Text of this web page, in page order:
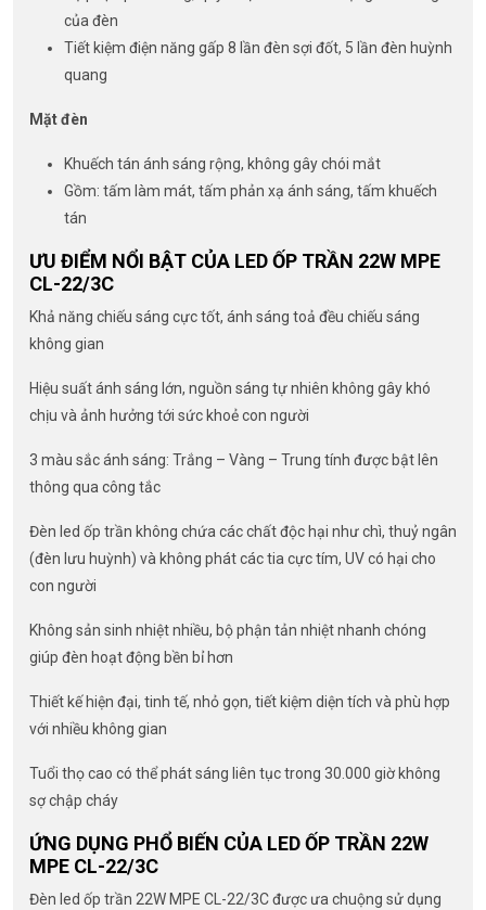
của đèn
Tiết kiệm điện năng gấp 8 lần đèn sợi đốt, 5 lần đèn huỳnh
quang
Mặt đèn
Khuếch tán ánh sáng rộng, không gây chói mắt
Gồm: tấm làm mát, tấm phản xạ ánh sáng, tấm khuếch
tán
ƯU ĐIỂM NỔI BẬT CỦA LED ỐP TRẦN 22W MPE
CL-22/3C
Khả năng chiếu sáng cực tốt, ánh sáng toả đều chiếu sáng
không gian
Hiệu suất ánh sáng lớn, nguồn sáng tự nhiên không gây khó
chịu và ảnh hưởng tới sức khoẻ con người
3 màu sắc ánh sáng: Trắng – Vàng – Trung tính được bật lên
thông qua công tắc
Đèn led ốp trần không chứa các chất độc hại như chì, thuỷ ngân
(đèn lưu huỳnh) và không phát các tia cực tím, UV có hại cho
con người
Không sản sinh nhiệt nhiều, bộ phận tản nhiệt nhanh chóng
giúp đèn hoạt động bền bỉ hơn
Thiết kế hiện đại, tinh tế, nhỏ gọn, tiết kiệm diện tích và phù hợp
với nhiều không gian
Tuổi thọ cao có thể phát sáng liên tục trong 30.000 giờ không
sợ chập cháy
ỨNG DỤNG PHỔ BIẾN CỦA LED ỐP TRẦN 22W
MPE CL-22/3C
Đèn led ốp trần 22W MPE CL-22/3C được ưa chuộng sử dụng